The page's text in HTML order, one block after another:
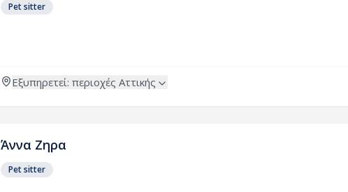
Pet sitter
Εξυπηρετεί: περιοχές Αττικής
Άννα Ζηρα
Pet sitter